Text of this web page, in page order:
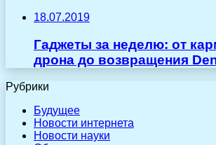
18.07.2019
Гаджеты за неделю: от
дрона до возвращения
Рубрики
Будущее
Новости интернета
Новости науки